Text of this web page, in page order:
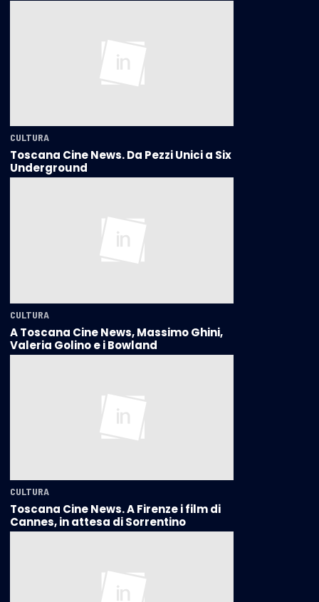
CULTURA
Toscana Cine News. Da Pezzi Unici a Six
Underground
CULTURA
A Toscana Cine News, Massimo Ghini,
Valeria Golino e i Bowland
CULTURA
Toscana Cine News. A Firenze i film di
Cannes, in attesa di Sorrentino